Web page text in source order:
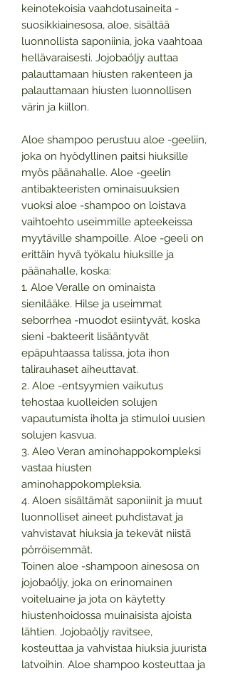
keinotekoisia vaahdotusaineita -
suosikkiainesosa, aloe, sisältää
luonnollista saponiinia, joka vaahtoaa
hellävaraisesti. Jojobaöljy auttaa
palauttamaan hiusten rakenteen ja
palauttamaan hiusten luonnollisen
värin ja kiillon.
Aloe shampoo perustuu aloe -geeliin,
joka on hyödyllinen paitsi hiuksille
myös päänahalle. Aloe -geelin
antibakteeristen ominaisuuksien
vuoksi aloe -shampoo on loistava
vaihtoehto useimmille apteekeissa
myytäville shampoille. Aloe -geeli on
erittäin hyvä työkalu hiuksille ja
päänahalle, koska:
1. Aloe Veralle on ominaista
sienilääke. Hilse ja useimmat
seborrhea -muodot esiintyvät, koska
sieni -bakteerit lisääntyvät
epäpuhtaassa talissa, jota ihon
talirauhaset aiheuttavat.
2. Aloe -entsyymien vaikutus
tehostaa kuolleiden solujen
vapautumista iholta ja stimuloi uusien
solujen kasvua.
3. Aleo Veran aminohappokompleksi
vastaa hiusten
aminohappokompleksia.
4. Aloen sisältämät saponiinit ja muut
luonnolliset aineet puhdistavat ja
vahvistavat hiuksia ja tekevät niistä
pörröisemmät.
Toinen aloe -shampoon ainesosa on
jojobaöljy, joka on erinomainen
voiteluaine ja jota on käytetty
hiustenhoidossa muinaisista ajoista
lähtien. Jojobaöljy ravitsee,
kosteuttaa ja vahvistaa hiuksia juurista
latvoihin. Aloe shampoo kosteuttaa ja